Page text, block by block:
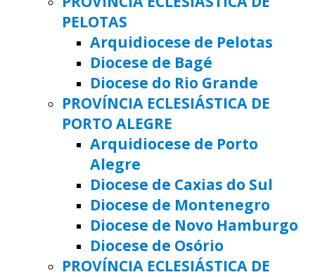
PELOTAS
Arquidiocese de Pelotas
Diocese de Bagé
Diocese do Rio Grande
PROVÍNCIA ECLESIÁSTICA DE
PORTO ALEGRE
Arquidiocese de Porto
Alegre
Diocese de Caxias do Sul
Diocese de Montenegro
Diocese de Novo Hamburgo
Diocese de Osório
PROVÍNCIA ECLESIÁSTICA DE